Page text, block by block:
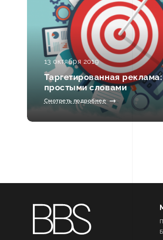
13 октября 2019
Таргетированная реклама:
простыми словами
Смотреть подробнее